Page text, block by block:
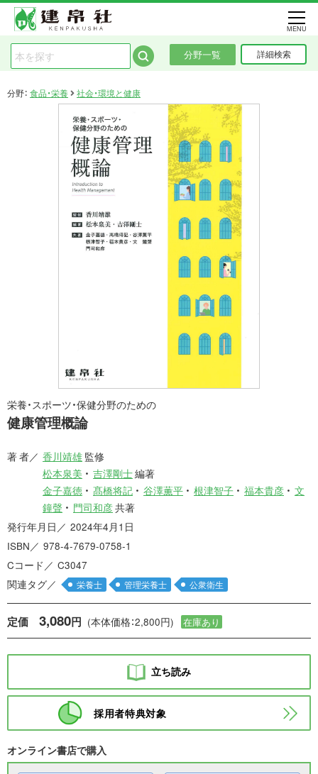
分野一覧 詳細検索
MENU
分野： 食品・栄養 社会・環境と健康
栄養・スポーツ・保健分野のための
健康管理概論
著 者 香川靖雄 監修
松本泉美
吉澤剛士編著
金子嘉徳
髙橋将記 谷澤薫平 根津智子 福本貴彦
文
鐘聲
門司和彦共著
発行年月日
2024年4月1日
ISBN
978-4-7679-0758-1
Cコード
C3047
関連タグ
栄養士 管理栄養士 公衆衛生
定価 3,080円 (本体価格：2,800円) 在庫あり
立ち読み
採用者特典対象
オンライン書店で購入